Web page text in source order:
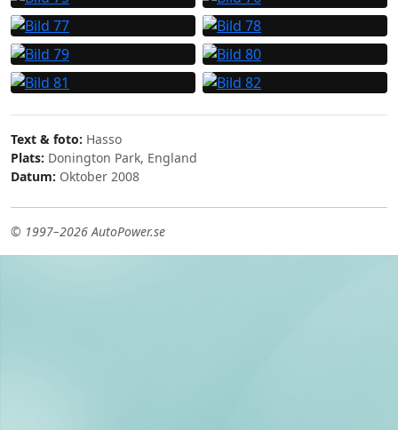
Text & foto: Hasso
Plats: Donington Park, England
Datum: Oktober 2008
© 1997–2026 AutoPower.se